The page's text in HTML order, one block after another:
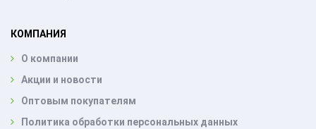
КОМПАНИЯ
О компании
Акции и новости
Оптовым покупателям
Политика обработки персональных данных